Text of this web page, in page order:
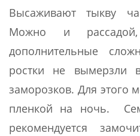
Высаживают тыкву
Можно и
дополнительные
ростки не вымерзли
заморозков. Для этого
пленкой на ночь.
рекомендуется